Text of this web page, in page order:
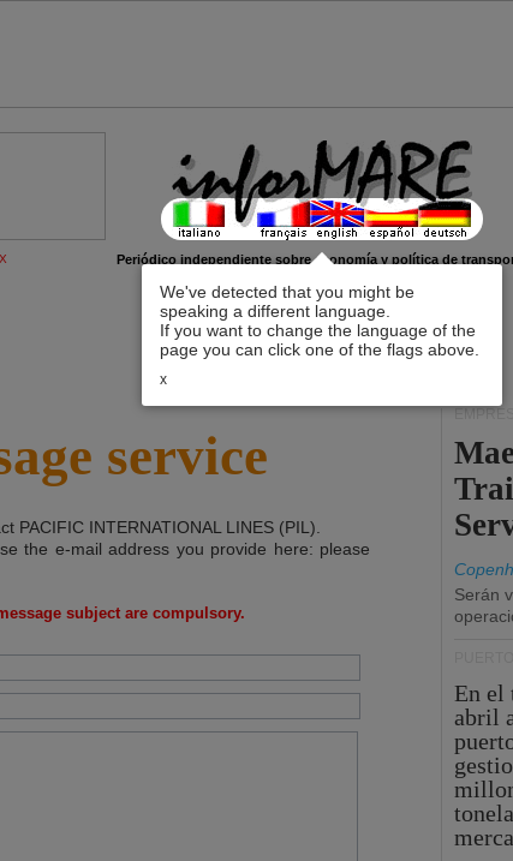
We've detected that you might be
speaking a different language.
If you want to change the language of the
page you can click one of the flags above.
x
Periódico independiente sobre economía y política de
service
PACIFIC INTERNATIONAL LINES (PIL)
the e-mail address you provide here: please
subject are compulsory.
Serán
En el
abril